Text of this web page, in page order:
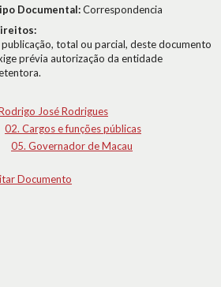
Documental:Correspondencia
total ou parcial, deste documento
prévia autorização da entidade
José Rodrigues
02. Cargos e funções públicas
05. Governador de Macau
Documento